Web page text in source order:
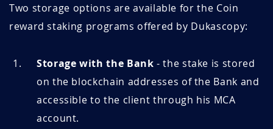
Two storage options are available for the Coin
reward staking programs offered by Dukascopy:
Storage with the Bank - the stake is stored
on the blockchain addresses of the Bank and
accessible to the client through his MCA
account.